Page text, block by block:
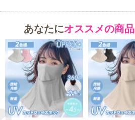
あなたにオススメの商品